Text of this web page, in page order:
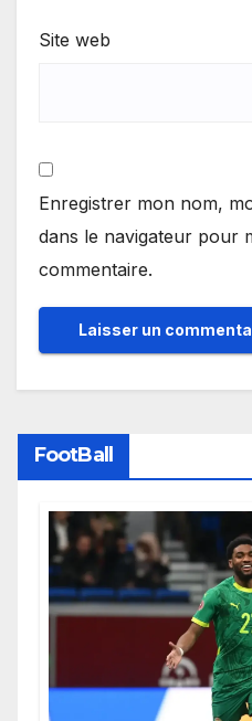
Site web
Enregistrer mon nom,
dans le navigateur pour
commentaire.
FootBall